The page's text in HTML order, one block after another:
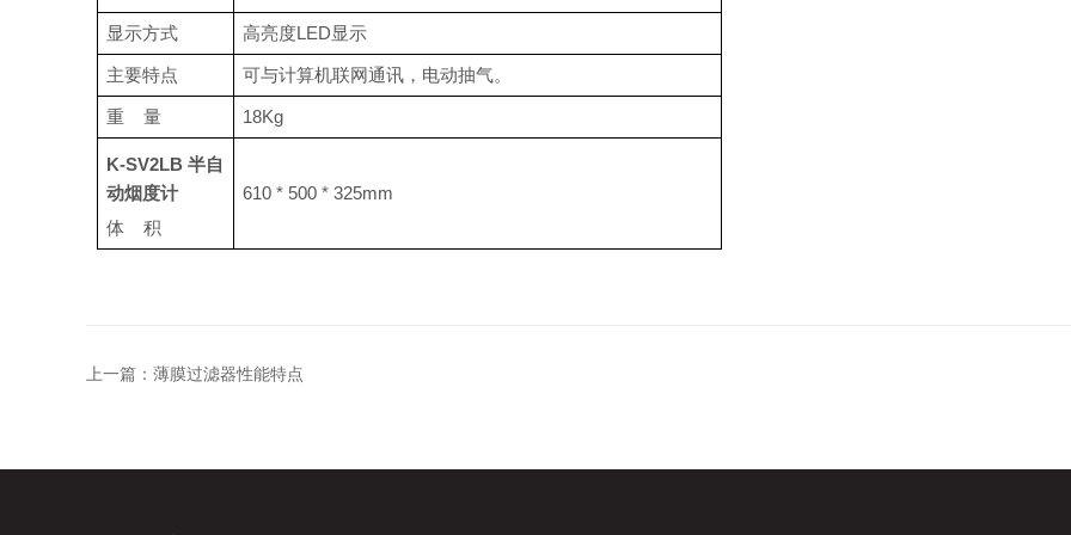
显示方式 高亮度LED显示
主要特点 可与计算机联网通讯，电动抽气。
重 量 18Kg
K-SV2LB 半自
动烟度计
体 积
610 * 500 * 325mm
上一篇： 薄膜过滤器性能特点